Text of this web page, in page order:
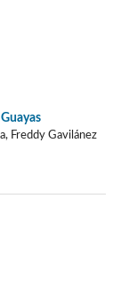
Freddy Gavilánez